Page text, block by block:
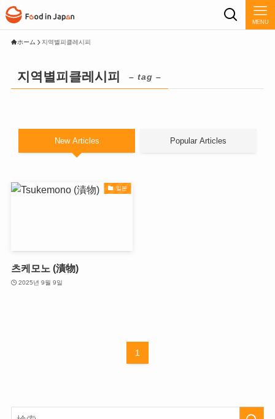
MENU
ホーム 지역별피클레시피
지역별피클레시피 – tag –
New Articles Popular Articles
일본
츠케모노 (漬物)
2025년 9월 9일
1